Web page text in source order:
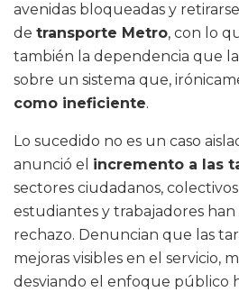
avenidas bloqueadas y
de transporte Metro, con lo
también la dependencia que
sobre un sistema que,
como ineficiente.
Lo sucedido no es un caso
anunció el incremento a las
sectores ciudadanos,
estudiantes y trabajadores han
rechazo. Denuncian que las
mejoras visibles en el servicio,
desviando el enfoque público